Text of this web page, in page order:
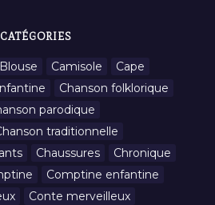
CATÉGORIES
Blouse Camisole
Cape
Chanson folklorique
parodique
traditionnelle
Chaussures
Chronique
Comptine enfantine
Conte merveilleux